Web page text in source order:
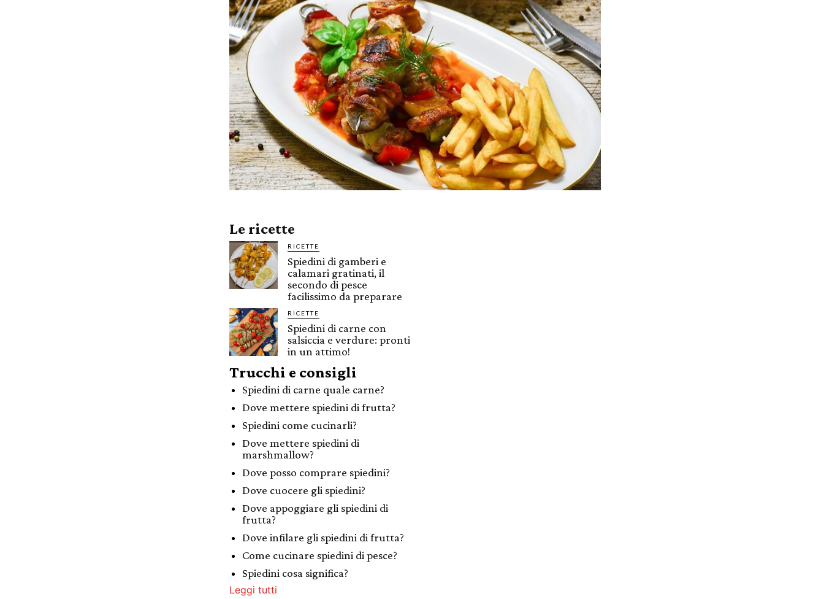
Le ricette
RICETTE
Spiedini di gamberi e
calamari gratinati, il
secondo di pesce
facilissimo da preparare
RICETTE
Spiedini di carne con
salsiccia e verdure: pronti
in un attimo!
Trucchi e consigli
Spiedini di carne quale carne?
Dove mettere spiedini di frutta?
Spiedini come cucinarli?
Dove mettere spiedini di
marshmallow?
Dove posso comprare spiedini?
Dove cuocere gli spiedini?
Dove appoggiare gli spiedini di
frutta?
Dove infilare gli spiedini di frutta?
Come cucinare spiedini di pesce?
Spiedini cosa significa?
Leggi tutti